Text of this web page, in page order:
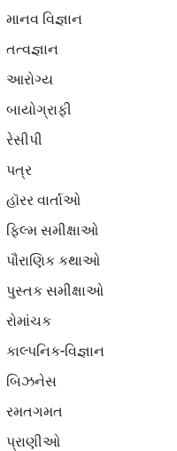
માનવ વિજ્ઞાન
તત્વજ્ઞાન
આરોગ્ય
બાયોગ્રાફી
રેસીપી
પત્ર
હૉરર વાર્તાઓ
ફિલ્મ સમીક્ષાઓ
પૌરાણિક કથાઓ
પુસ્તક સમીક્ષાઓ
રોમાંચક
કાલ્પનિક-વિજ્ઞાન
બિઝનેસ
રમતગમત
પ્રાણીઓ